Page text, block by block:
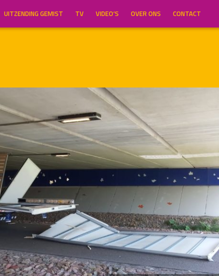
UITZENDING GEMIST TV VIDEO’S OVER ONS CONTACT